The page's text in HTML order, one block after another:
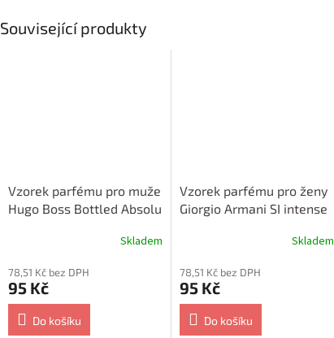
Související produkty
Vzorek parfému pro muže
Hugo Boss Bottled Absolu
Skladem
78,51 Kč bez DPH
95 Kč
Do košíku
Vzorek parfému pro ženy
Giorgio Armani SI intense
Skladem
78,51 Kč bez DPH
95 Kč
Do košíku